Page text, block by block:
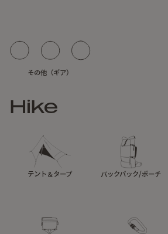
その他（ギア）
Hike
テント＆タープ バックパック/ポーチ